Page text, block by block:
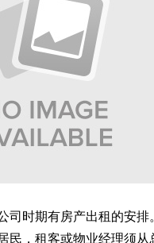
司时期有房产出租的安
，租客或物业经理须从